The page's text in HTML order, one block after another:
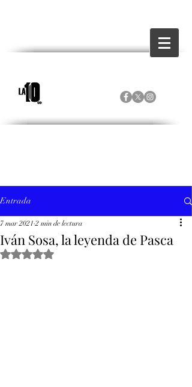
Entrada
Iván Sosa, la leyenda de Pasca
7 mar 2021 2 min de lectura
Obtuvo NaN de 5 estrellas.